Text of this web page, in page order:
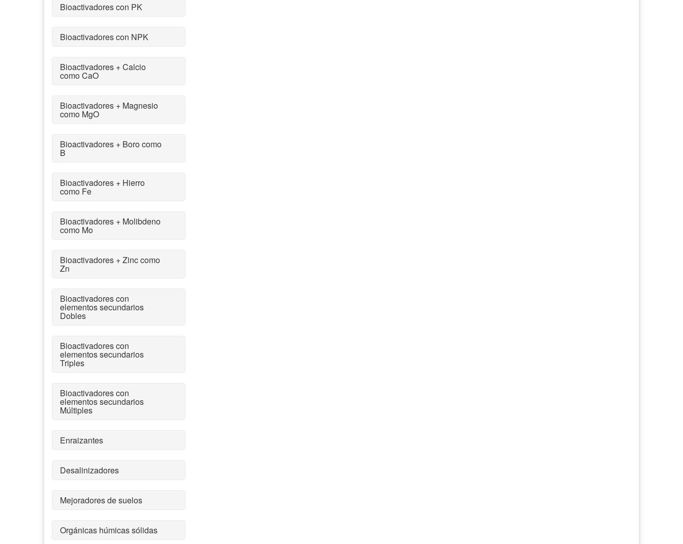
Bioactivadores con PK
Bioactivadores con NPK
Bioactivadores + Calcio
como CaO
Bioactivadores + Magnesio
como MgO
Bioactivadores + Boro como
B
Bioactivadores + Hierro
como Fe
Bioactivadores + Molibdeno
como Mo
Bioactivadores + Zinc como
Zn
Bioactivadores con
elementos secundarios
Dobles
Bioactivadores con
elementos secundarios
Triples
Bioactivadores con
elementos secundarios
Múltiples
Enraizantes
Desalinizadores
Mejoradores de suelos
Orgánicas húmicas sólidas